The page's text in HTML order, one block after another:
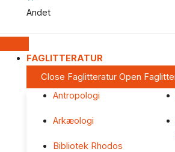
Andet
FAGLITTERATUR
Close Faglitteratur Open
Antropologi
Arkæologi
Bibliotek Rhodos